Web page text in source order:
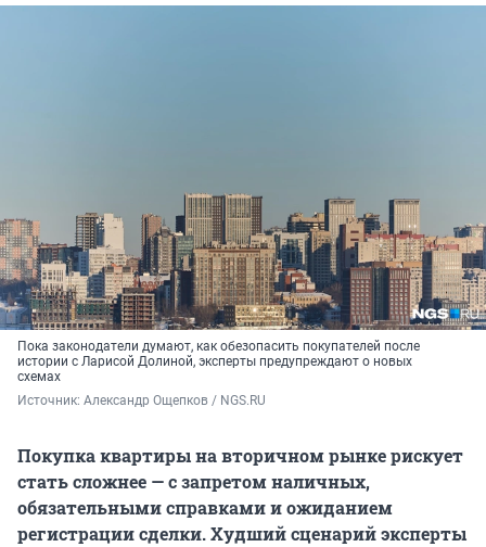
Пока законодатели думают, как обезопасить покупателей после
истории с Ларисой Долиной, эксперты предупреждают о новых
схемах
Источник: Александр Ощепков / NGS.RU
Покупка квартиры на вторичном рынке рискует
стать сложнее — с запретом наличных,
обязательными справками и ожиданием
регистрации сделки. Худший сценарий эксперты